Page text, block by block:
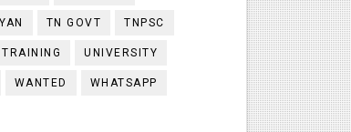
TN GOVT TNPSC
TRAINING UNIVERSITY
WANTED WHATSAPP